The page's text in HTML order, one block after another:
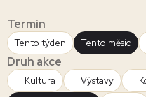
Termín
Tento týden Tento měsíc
Druh akce
Kultura Výstavy